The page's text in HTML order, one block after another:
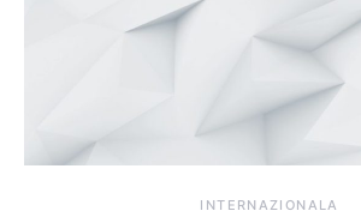
INTERNAZIONALA